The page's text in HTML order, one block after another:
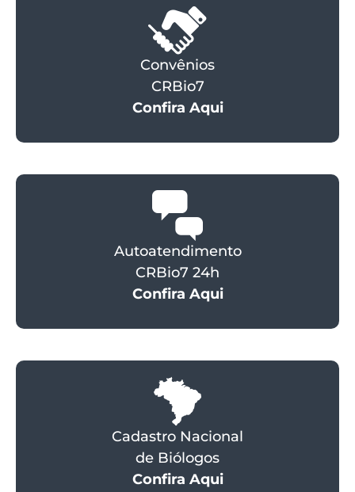
Convênios
CRBio7
Confira Aqui
Autoatendimento
CRBio7 24h
Confira Aqui
Cadastro Nacional
de Biólogos
Confira Aqui